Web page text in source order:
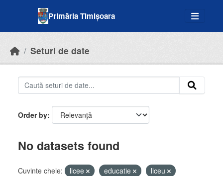
Primăria Timișoara
Seturi de date
Order by
No datasets found
Cuvinte cheie: licee educatie
liceu